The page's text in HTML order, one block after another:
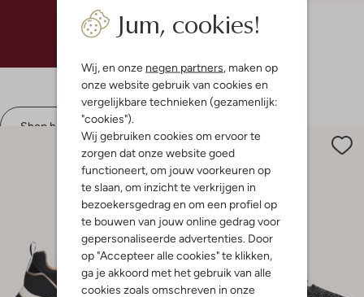
Jum, cookies!
Wij, en onze negen partners, maken op
onze website gebruik van cookies en
vergelijkbare technieken (gezamenlijk:
"cookies").
Wij gebruiken cookies om ervoor te
zorgen dat onze website goed
functioneert, om jouw voorkeuren op
te slaan, om inzicht te verkrijgen in
bezoekersgedrag en om een profiel op
te bouwen van jouw online gedrag voor
gepersonaliseerde advertenties. Door
op "Accepteer alle cookies" te klikken,
ga je akkoord met het gebruik van alle
cookies zoals omschreven in onze
Shop hier
Converse
Lage sneakers
+ meer kleuren